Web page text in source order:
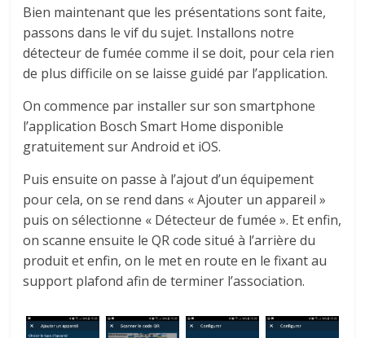
Bien maintenant que les présentations sont faite,
passons dans le vif du sujet. Installons notre
détecteur de fumée comme il se doit, pour cela rien
de plus difficile on se laisse guidé par l’application.
On commence par installer sur son smartphone
l’application Bosch Smart Home disponible
gratuitement sur Android et iOS.
Puis ensuite on passe à l’ajout d’un équipement
pour cela, on se rend dans « Ajouter un appareil »
puis on sélectionne « Détecteur de fumée ». Et enfin,
on scanne ensuite le QR code situé à l’arrière du
produit et enfin, on le met en route en le fixant au
support plafond afin de terminer l’association.